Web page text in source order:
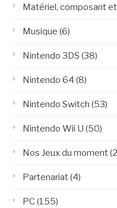
Matériel, composant
Musique (6)
Nintendo 3DS (38)
Nintendo 64 (8)
Nintendo Switch (53)
Nintendo Wii U (50)
Nos Jeux du moment
Partenariat(4)
PC(155)